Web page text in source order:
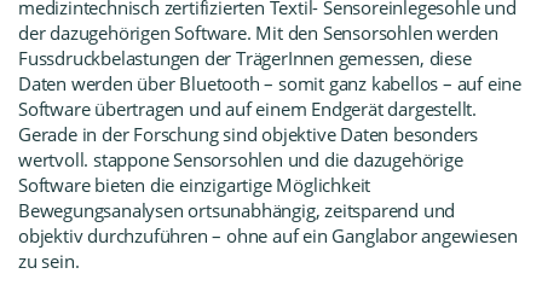
medizintechnisch zertifizierten Textil- Sensoreinlegesohle und
der dazugehörigen Software. Mit den Sensorsohlen werden
Fussdruckbelastungen der TrägerInnen gemessen, diese
Daten werden über Bluetooth – somit ganz kabellos – auf eine
Software übertragen und auf einem Endgerät dargestellt.
Gerade in der Forschung sind objektive Daten besonders
wertvoll. stappone Sensorsohlen und die dazugehörige
Software bieten die einzigartige Möglichkeit
Bewegungsanalysen ortsunabhängig, zeitsparend und
objektiv durchzuführen – ohne auf ein Ganglabor angewiesen
zu sein.